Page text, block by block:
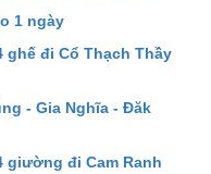
1 ngày
ghế đi Cổ Thạch Thầy
- Gia Nghĩa - Đăk
giường đi Cam Ranh